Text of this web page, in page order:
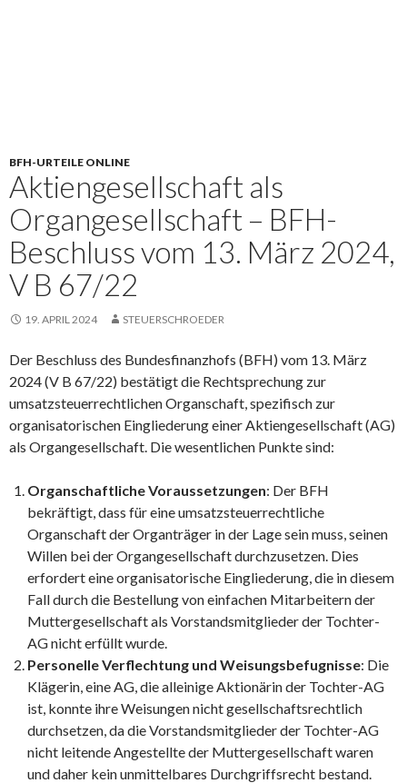
BFH-URTEILE ONLINE
Aktiengesellschaft als
Organgesellschaft – BFH-
Beschluss vom 13. März 2024,
V B 67/22
19. APRIL 2024 STEUERSCHROEDER
Der Beschluss des Bundesfinanzhofs (BFH) vom 13. März
2024 (V B 67/22) bestätigt die Rechtsprechung zur
umsatzsteuerrechtlichen Organschaft, spezifisch zur
organisatorischen Eingliederung einer Aktiengesellschaft (AG)
als Organgesellschaft. Die wesentlichen Punkte sind:
Organschaftliche Voraussetzungen: Der BFH
bekräftigt, dass für eine umsatzsteuerrechtliche
Organschaft der Organträger in der Lage sein muss, seinen
Willen bei der Organgesellschaft durchzusetzen. Dies
erfordert eine organisatorische Eingliederung, die in diesem
Fall durch die Bestellung von einfachen Mitarbeitern der
Muttergesellschaft als Vorstandsmitglieder der Tochter-
AG nicht erfüllt wurde.
Personelle Verflechtung und Weisungsbefugnisse: Die
Klägerin, eine AG, die alleinige Aktionärin der Tochter-AG
ist, konnte ihre Weisungen nicht gesellschaftsrechtlich
durchsetzen, da die Vorstandsmitglieder der Tochter-AG
nicht leitende Angestellte der Muttergesellschaft waren
und daher kein unmittelbares Durchgriffsrecht bestand.